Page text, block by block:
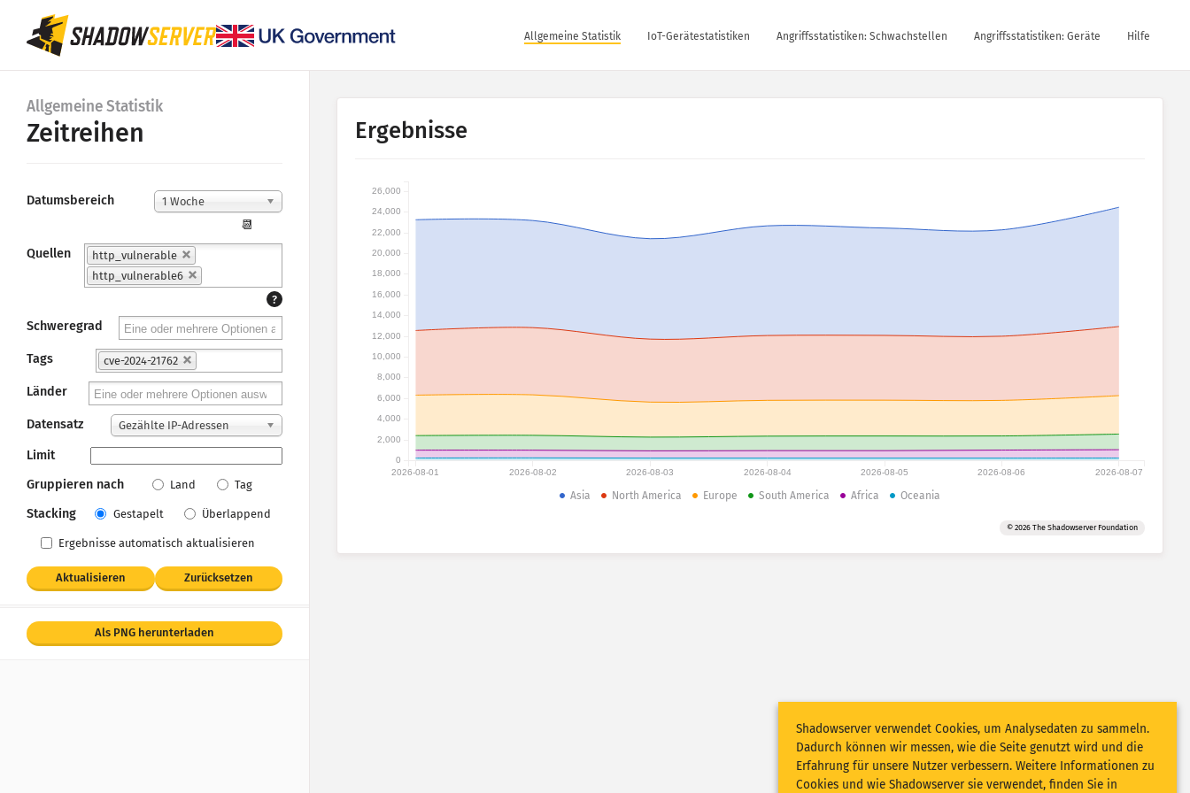
Allgemeine Statistik IoT-Gerätestatistiken Angriffsstatistiken: Schwachstellen Angriffsstatistiken: Geräte Hilfe
Allgemeine Statistik
Zeitreihen
Datumsbereich 1 Woche
📆
Quellen
http_vulnerable
http_vulnerable6
?
Schweregrad
Tags cve-2024-21762
Länder
Datensatz Gezählte IP-Adressen
Limit
Gruppieren nach
Land Tag
Stacking Gestapelt Überlappend
Ergebnisse automatisch aktualisieren
Aktualisieren Zurücksetzen
Als PNG herunterladen
Ergebnisse
2026-08-01 2026-08-02 2026-08-03 2026-08-04 2026-08-05 2026-08-06 2026-08-07
0
2,000
4,000
6,000
8,000
10,000
12,000
14,000
16,000
18,000
20,000
22,000
24,000
26,000
Asia North America Europe South America Africa Oceania
© 2026 The Shadowserver Foundation
Shadowserver verwendet Cookies, um Analysedaten zu sammeln.
Dadurch können wir messen, wie die Seite genutzt wird und die
Erfahrung für unsere Nutzer verbessern. Weitere Informationen zu
Cookies und wie Shadowserver sie verwendet, finden Sie in